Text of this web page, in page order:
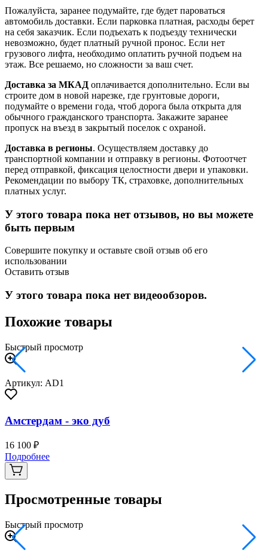
Пожалуйста, заранее подумайте, где будет пароваться
автомобиль доставки. Если парковка платная, расходы берет
на себя заказчик. Если подъехать к подъезду технически
невозможно, будет платный ручной пронос. Если нет
грузового лифта, необходимо оплатить ручной подъем на
этаж. Все решаемо, но сложности за ваш счет.
Доставка за МКАД оплачивается дополнительно. Если вы
строите дом в новой нарезке, где грунтовые дороги,
подумайте о времени года, чтоб дорога была открыта для
обычного гражданского транспорта. Закажите заранее
пропуск на въезд в закрытый поселок с охраной.
Доставка в регионы. Осуществляем доставку до
транспортной компании и отправку в регионы. Фотоотчет
перед отправкой, фиксация целостности двери и упаковки.
Рекомендации по выбору ТК, страховке, дополнительных
платных услуг.
У этого товара пока нет отзывов, но вы можете
быть первым
Совершите покупку и оставьте свой отзыв об его
использовании
Оставить отзыв
У этого товара пока нет видеообзоров.
Похожие товары
Быстрый просмотр
Артикул: AD1
Амстердам - эко дуб
16 100 ₽
Подробнее
Просмотренные товары
Быстрый просмотр